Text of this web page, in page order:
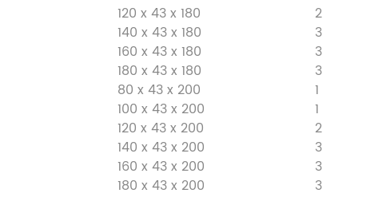
120 x 43 x 180
2
140 x 43 x 180
3
160 x 43 x 180
3
180 x 43 x 180
3
80 x 43 x 200
1
100 x 43 x 200
1
120 x 43 x 200
2
140 x 43 x 200
3
160 x 43 x 200
3
180 x 43 x 200
3